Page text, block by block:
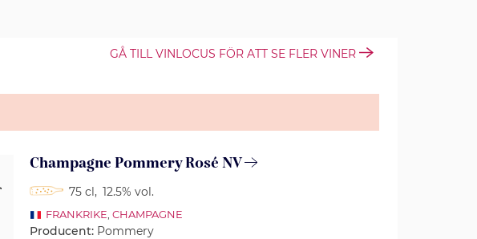
GÅ TILL VINLOCUS FÖR ATT SE FLER VINER
Champagne Pommery Rosé NV
75 cl, 12.5% vol.
FRANKRIKE CHAMPAGNE
Producent: Pommery